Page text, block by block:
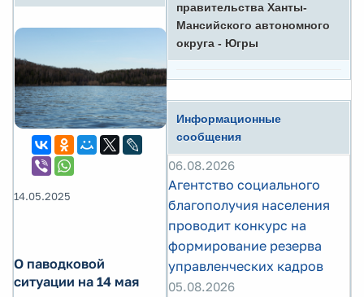
14.05.2025
О паводковой
ситуации на 14 мая
правительства Ханты-
Мансийского автономного
округа - Югры
Информационные
сообщения
06.08.2026
Агентство социального
благополучия населения
проводит конкурс на
формирование резерва
управленческих кадров
05.08.2026